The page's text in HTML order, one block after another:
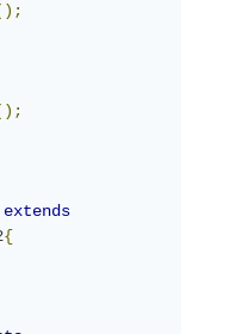
();
();
extends
{